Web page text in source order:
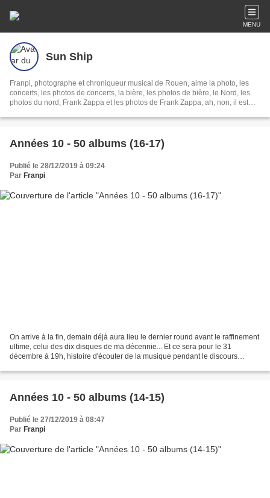
MENU
Sun Ship
Franpi, photographe et chroniqueur musical de Rouen, aime la photo, les
concerts, les photos de concerts, la bière, les photos de bière, le Nord, les
photos du nord, Frank Zappa et les photos de Frank Zappa, ah, non, il est
Années 10 - 50 albums (16-17)
Publié le 28/12/2019 à 09:24
Par Franpi
On arrive à la fin, demain déjà aura lieu le dernier round avant le raffinement
ultime, celui des dix disques de ma décennie... Et ce sera pour le 31
décembre à 19h, histoire d'écouter de la musique pendant le discours
Années 10 - 50 albums (14-15)
Publié le 27/12/2019 à 08:47
Par Franpi